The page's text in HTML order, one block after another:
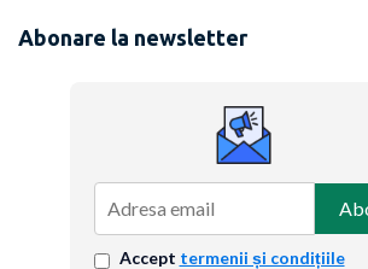
Abonare la newsletter
Accept termenii și condițiile